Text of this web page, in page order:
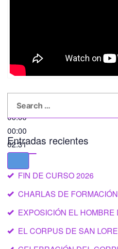
00:00
00:00
02:31
Entradas recientes
FIN DE CURSO 2026
CHARLAS DE FORMACIÓN
EXPOSICIÓN EL
EL CORPUS DE SAN